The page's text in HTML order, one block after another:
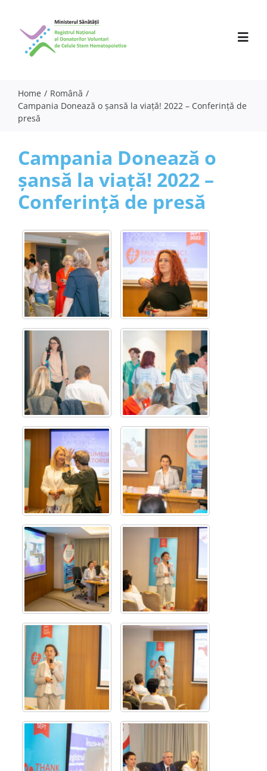
content
Despre noi
Parteneri
Comunicate
Specialiști
Contact
Home
Română
Campania Donează o șansă la viață! 2022 – Conferință de
presă
Campania Donează o
șansă la viață! 2022 –
Conferință de presă